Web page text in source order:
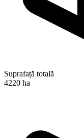
Suprafață totală
4220 ha